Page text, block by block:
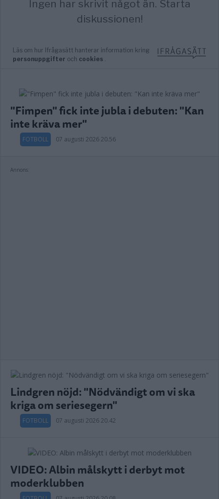
"Fimpen" fick inte jubla i debuten: "Kan
inte kräva mer"
FOTBOLL 07 augusti 2026 20.56
Annons:
Lindgren nöjd: "Nödvändigt om vi ska
kriga om seriesegern"
FOTBOLL 07 augusti 2026 20.42
VIDEO: Albin målskytt i derbyt mot
moderklubben